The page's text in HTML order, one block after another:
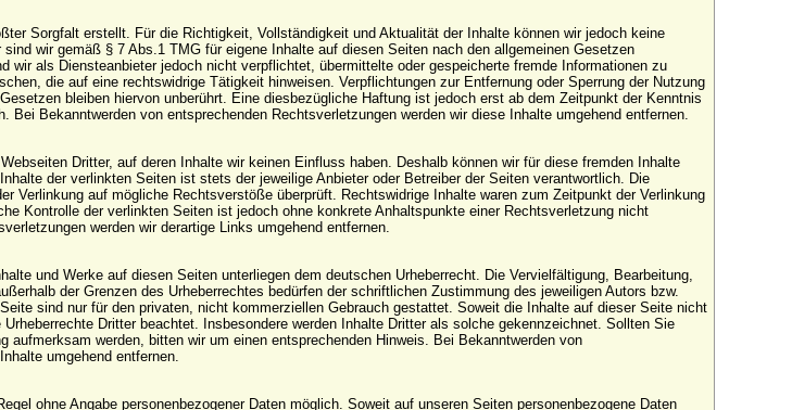
Sorgfalt erstellt. Für die Richtigkeit, Vollständigkeit und Aktualität der Inhalte können wir jedoch keine
wir gemäß § 7 Abs.1 TMG für eigene Inhalte auf diesen Seiten nach den allgemeinen Gesetzen
wir als Diensteanbieter jedoch nicht verpflichtet, übermittelte oder gespeicherte fremde Informationen zu
die auf eine rechtswidrige Tätigkeit hinweisen. Verpflichtungen zur Entfernung oder Sperrung der Nutzung
bleiben hiervon unberührt. Eine diesbezügliche Haftung ist jedoch erst ab dem Zeitpunkt der Kenntnis
Bei Bekanntwerden von entsprechenden Rechtsverletzungen werden wir diese Inhalte umgehend entfernen.
Dritter, auf deren Inhalte wir keinen Einfluss haben. Deshalb können wir für diese fremden Inhalte
der verlinkten Seiten ist stets der jeweilige Anbieter oder Betreiber der Seiten verantwortlich. Die
Verlinkung auf mögliche Rechtsverstöße überprüft. Rechtswidrige Inhalte waren zum Zeitpunkt der Verlinkung
Kontrolle der verlinkten Seiten ist jedoch ohne konkrete Anhaltspunkte einer Rechtsverletzung nicht
werden wir derartige Links umgehend entfernen.
und Werke auf diesen Seiten unterliegen dem deutschen Urheberrecht. Die Vervielfältigung, Bearbeitung,
der Grenzen des Urheberrechtes bedürfen der schriftlichen Zustimmung des jeweiligen Autors bzw.
sind nur für den privaten, nicht kommerziellen Gebrauch gestattet. Soweit die Inhalte auf dieser Seite nicht
Dritter beachtet. Insbesondere werden Inhalte Dritter als solche gekennzeichnet. Sollten Sie
aufmerksam werden, bitten wir um einen entsprechenden Hinweis. Bei Bekanntwerden von
umgehend entfernen.
ohne Angabe personenbezogener Daten möglich. Soweit auf unseren Seiten personenbezogene Daten